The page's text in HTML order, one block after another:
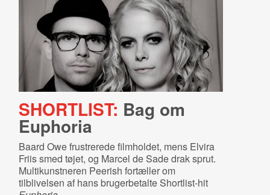
SHORTLIST: Bag om
Euphoria
Baard Owe frustrerede filmholdet, mens Elvira
Friis smed tøjet, og Marcel de Sade drak sprut.
Multikunstneren Peerish fortæller om
tilblivelsen af hans brugerbetalte Shortlist-hit